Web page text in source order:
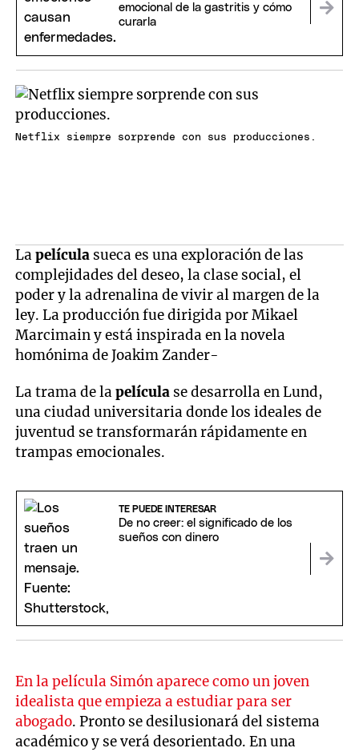
emocional de la gastritis y cómo
curarla
Netflix siempre sorprende con sus producciones.
Lapelícula sueca es una exploración de las
complejidades del deseo, la clase social, el
poder y la adrenalina de vivir al margen de la
ley. La producción fue dirigida por Mikael
Marcimain y está inspirada en la novela
homónima de Joakim Zander-
La trama de lapelícula se desarrolla en Lund,
una ciudad universitaria donde los ideales de
juventud se transformarán rápidamente en
trampas emocionales.
TE PUEDE INTERESAR
De no creer: el significado de los
sueños con dinero
En la película Simón aparece como un joven
idealista que empieza a estudiar para ser
abogado. Pronto se desilusionará del sistema
académico y se verá desorientado. En una